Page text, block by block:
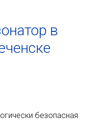
в
безопасная